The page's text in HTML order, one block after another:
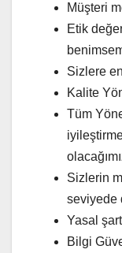
Müşteri
Etik
Sizlere
Kalite
Tüm
Sizlerin
seviyede
Yasal
Bilgi